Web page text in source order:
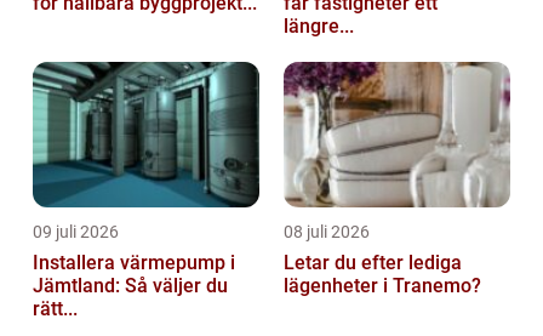
längre...
09 juli 2026
Installera värmepump i
Jämtland: Så väljer du
rätt...
08 juli 2026
Letar du efter lediga
lägenheter i Tranemo?